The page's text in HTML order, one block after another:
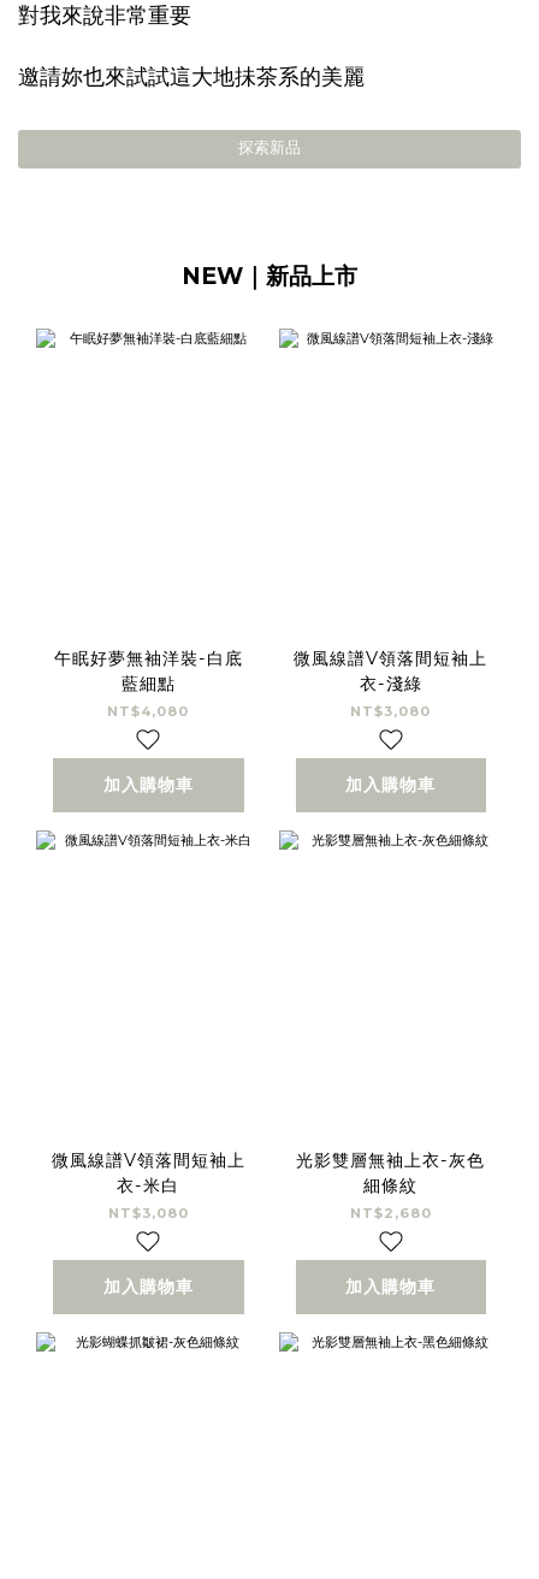
對我來說非常重要
邀請妳也來試試這大地抺茶系的美麗
探索新品
NEW｜新品上市
午眠好夢無袖洋裝-白底
藍細點
NT$4,080
加入購物車
微風線譜V領落間短袖上
衣-淺綠
NT$3,080
加入購物車
微風線譜V領落間短袖上
衣-米白
NT$3,080
加入購物車
光影雙層無袖上衣-灰色
細條紋
NT$2,680
加入購物車